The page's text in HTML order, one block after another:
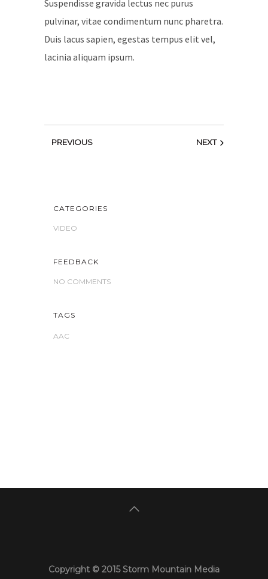
Suspendisse gravida lectus nec purus
pulvinar, vitae condimentum nunc pharetra.
Duis lacus sapien, egestas tempus elit vel,
lacinia aliquam ipsum.
PREVIOUS NEXT
CATEGORIES
VIDEO
FEEDBACK
NO COMMENTS
TAGS
AAC
Copyright © 2015 Storm Mountain Media